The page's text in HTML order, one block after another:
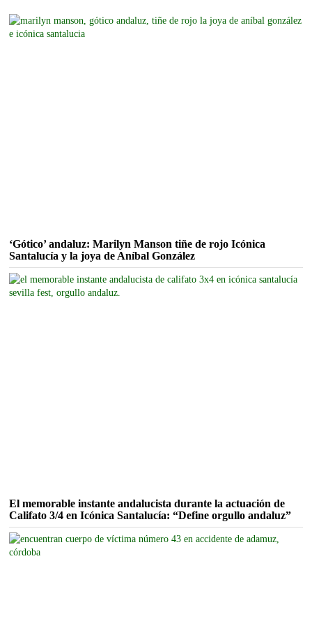
‘Gótico’ andaluz: Marilyn Manson tiñe de rojo Icónica
Santalucía y la joya de Aníbal González
El memorable instante andalucista durante la actuación de
Califato 3/4 en Icónica Santalucía: “Define orgullo andaluz”